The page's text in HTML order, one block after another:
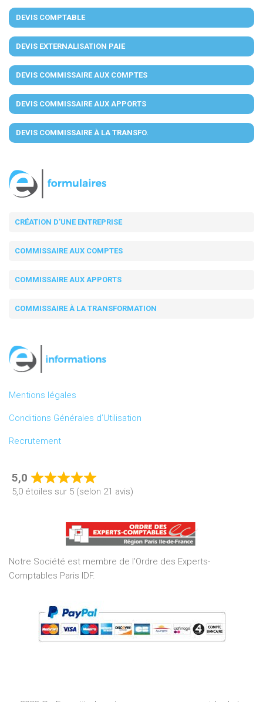
DEVIS COMPTABLE
DEVIS EXTERNALISATION PAIE
DEVIS COMMISSAIRE AUX COMPTES
DEVIS COMMISSAIRE AUX APPORTS
DEVIS COMMISSAIRE À LA TRANSFO.
CRÉATION D'UNE ENTREPRISE
COMMISSAIRE AUX COMPTES
COMMISSAIRE AUX APPORTS
COMMISSAIRE À LA TRANSFORMATION
Mentions légales
Conditions Générales d’Utilisation
Recrutement
5,0
Rated
of
5
5,0 étoiles sur 5 (selon 21 avis)
Notre Société est membre de l’Ordre des Experts-
Comptables Paris IDF.